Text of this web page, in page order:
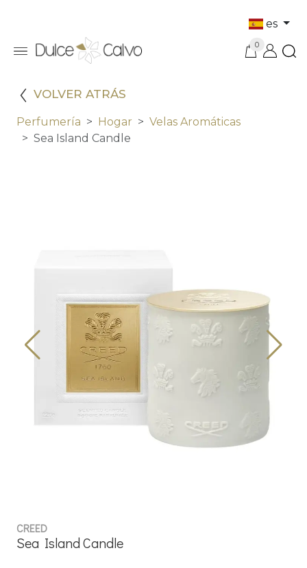
es
0
VOLVER ATRÁS
Perfumería Hogar
Velas Aromáticas
Sea Island Candle
CREED
Sea Island Candle